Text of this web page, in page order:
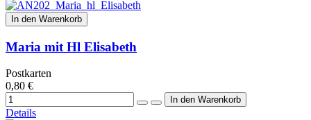
In den Warenkorb
Maria mit Hl Elisabeth
Postkarten
0,80 €
Details